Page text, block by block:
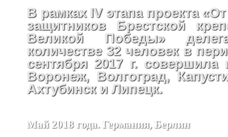
В рамках IV этапа проекта
защитников Брестской
Великой Победы»
количестве 32 человек в
сентября 2017 г. совершила
Воронеж, Волгоград,
Ахтубинск и Липецк.
Май 2018 года. Германия, Берлин